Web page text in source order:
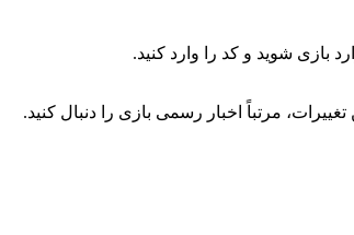
بازی شوید و کد را وارد کنید.
مرتباً اخبار رسمی بازی را دنبال کنید.